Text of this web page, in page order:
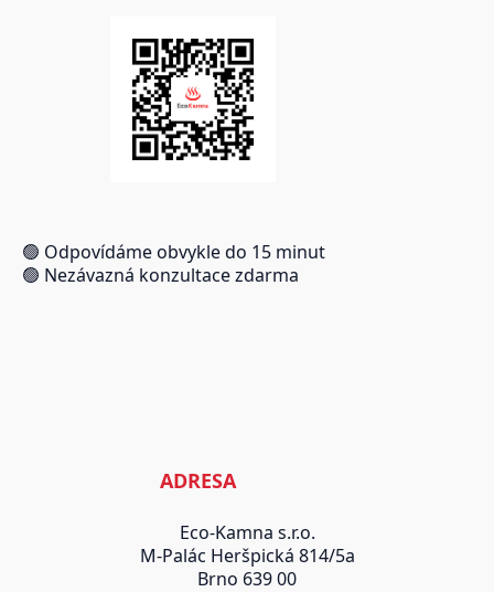
🟢 Odpovídáme obvykle do 15 minut
🟢 Nezávazná konzultace zdarma
ADRESA
Eco-Kamna s.r.o.
M-Palác Heršpická 814/5a
Brno 639 00